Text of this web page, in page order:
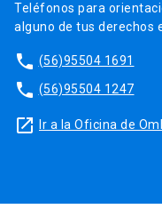
Teléfonos para
alguno de tus derechos
phone (56)95504 1691
phone (56)95504 1247
launch Ir a la Oficina de